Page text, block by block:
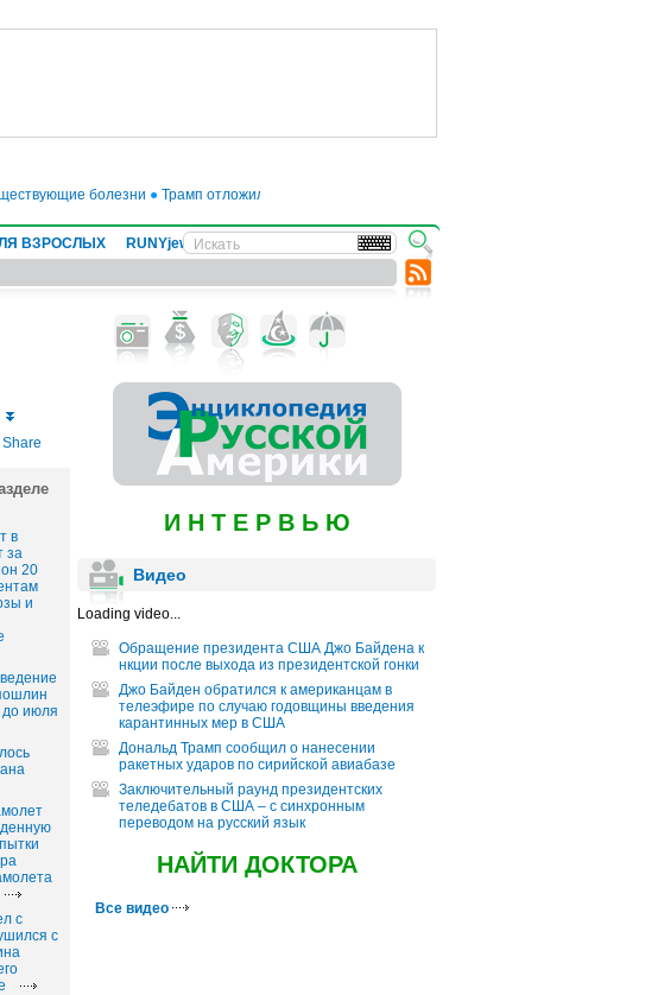
болезни● Трамп отложил введение 50-процентных пошлин на товары из ЕС до
ВЗРОСЛЫХ RUNYjews ВЕСТИ ИЗ УКРАИНЫ
в
за
20
и
июля
с
с
И Н Т Е Р В Ь Ю
Видео
Loading video...
Обращение президента США Джо Байдена к
нкции после выхода из президентской гонки
Джо Байден обратился к американцам в
телеэфире по случаю годовщины введения
карантинных мер в США
Дональд Трамп сообщил о нанесении
ракетных ударов по сирийской авиабазе
Заключительный раунд президентских
теледебатов в США – с синхронным
переводом на русский язык
НАЙТИ ДОКТОРА
Все видео